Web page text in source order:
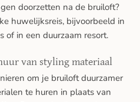
doorzetten na de bruiloft?
huwelijksreis, bijvoorbeeld in
of in een duurzaam resort.
van styling materiaal
om je bruiloft duurzamer
te huren in plaats van